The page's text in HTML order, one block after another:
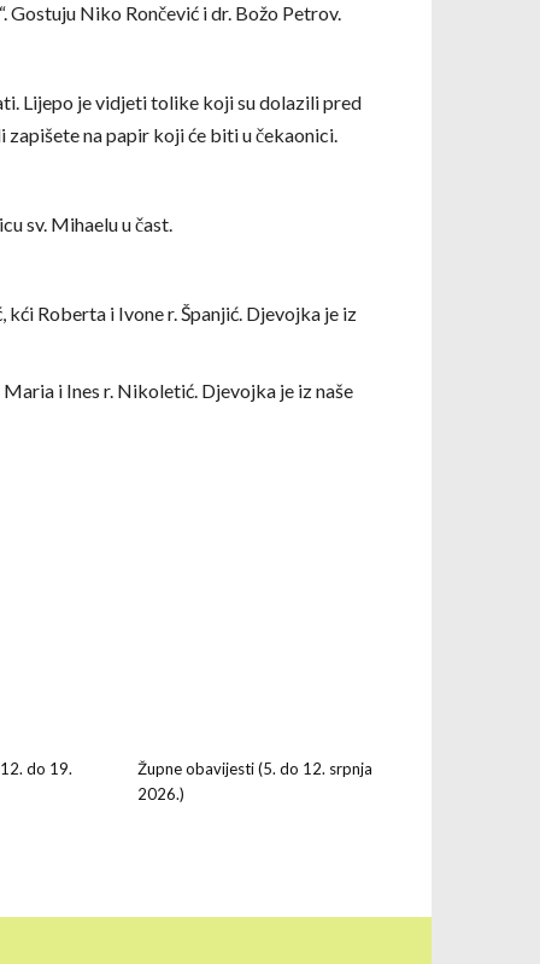
Gostuju Niko Rončević i dr. Božo Petrov.
Lijepo je vidjeti tolike koji su dolazili pred
na papir koji će biti u čekaonici.
sv. Mihaelu u čast.
kći Roberta i Ivone r. Španjić. Djevojka je iz
i Ines r. Nikoletić. Djevojka je iz naše
do 19.
Župne obavijesti (5. do 12. srpnja
2026.)